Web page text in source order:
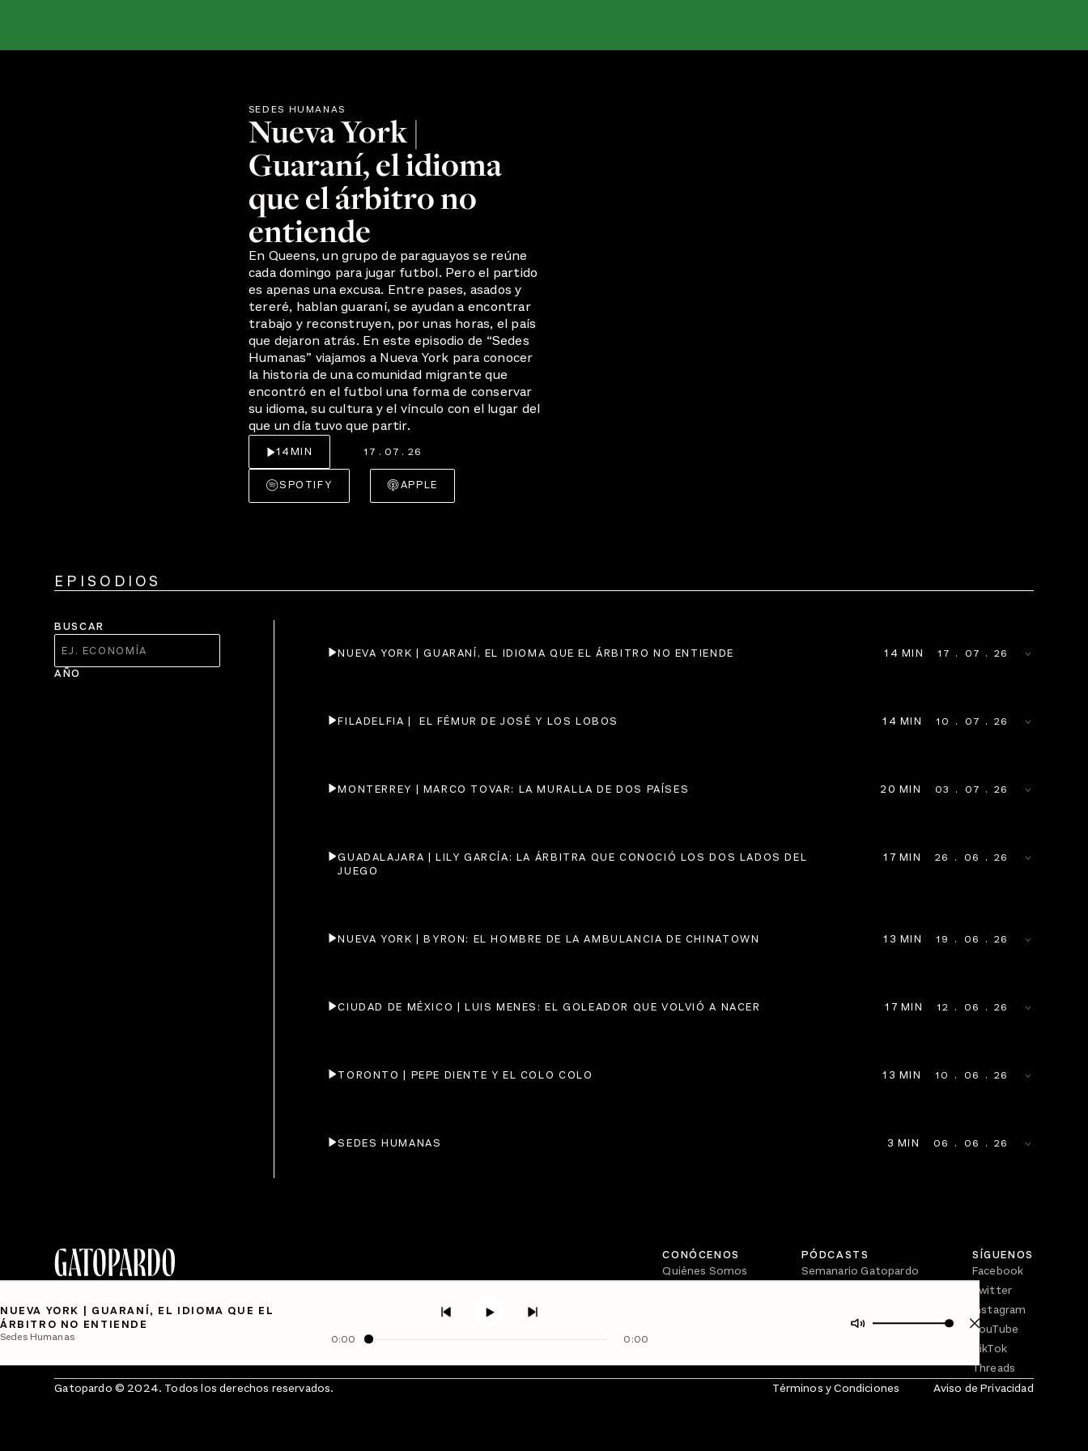
SEDES HUMANAS
Nueva York |
Guaraní, el idioma
que el árbitro no
entiende
En Queens, un grupo de paraguayos se reúne
cada domingo para jugar futbol. Pero el partido
es apenas una excusa. Entre pases, asados y
tereré, hablan guaraní, se ayudan a encontrar
trabajo y reconstruyen, por unas horas, el país
que dejaron atrás. En este episodio de “Sedes
Humanas” viajamos a Nueva York para conocer
la historia de una comunidad migrante que
encontró en el futbol una forma de conservar
su idioma, su cultura y el vínculo con el lugar del
que un día tuvo que partir.
14MIN 17 . 07 . 26
SPOTIFY APPLE
EPISODIOS
BUSCAR
AÑO
NUEVA YORK | GUARANÍ, EL IDIOMA QUE EL ÁRBITRO NO ENTIENDE 14 MIN 17 . 07 . 26
FILADELFIA |  EL FÉMUR DE JOSÉ Y LOS LOBOS 14 MIN 10 . 07 . 26
MONTERREY | MARCO TOVAR: LA MURALLA DE DOS PAÍSES 20 MIN 03 . 07 . 26
GUADALAJARA | LILY GARCÍA: LA ÁRBITRA QUE CONOCIÓ LOS DOS LADOS DEL
JUEGO
17 MIN 26 . 06 . 26
NUEVA YORK | BYRON: EL HOMBRE DE LA AMBULANCIA DE CHINATOWN 13 MIN 19 . 06 . 26
CIUDAD DE MÉXICO | LUIS MENES: EL GOLEADOR QUE VOLVIÓ A NACER 17 MIN 12 . 06 . 26
TORONTO | PEPE DIENTE Y EL COLO COLO 13 MIN 10 . 06 . 26
SEDES HUMANAS 3 MIN 06 . 06 . 26
NUEVA YORK | GUARANÍ, EL IDIOMA QUE EL
ÁRBITRO NO ENTIENDE
Sedes Humanas 0:00 0:00
CONÓCENOS
Quiénes Somos
PÓDCASTS
Semanario Gatopardo
SÍGUENOS
Facebook
Twitter
Instagram
YouTube
TikTok
Threads
Gatopardo © 2024. Todos los derechos reservados.
Términos y Condiciones Aviso de Privacidad